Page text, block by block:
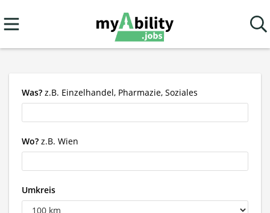
Was? z.B. Einzelhandel, Pharmazie, Soziales
Wo? z.B. Wien
Umkreis